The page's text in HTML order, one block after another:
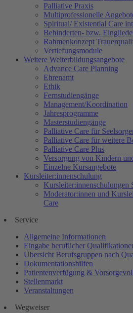
Palliative Praxis
Multiprofessionelle
Spiritual/ Existential Care
Behinderten- bzw.
Rahmenkonzept
Vertiefungsmodule
Weitere Weiterbildungsangebote
Advance Care Planning
Ehrenamt
Ethik
Fernstudiengänge
Management/Koordination
Jahresprogramme
Masterstudiengänge
Palliative Care für
Palliative Care für weitere
Palliative Care Plus
Versorgung von Kindern
Einzelne Kursangebote
Kursleiter:innenschulung
Kursleiter:innenschulungen
Moderator:innen und
Care
Service
Allgemeine Informationen
Eingabe beruflicher
Übersicht Berufsgruppen nach
Dokumentationshilfen
Patientenverfügung &
Stellenmarkt
Veranstaltungen
Wegweiser